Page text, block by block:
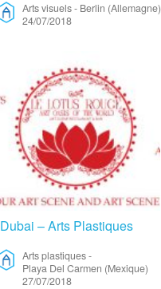
Arts visuels- Berlin (Allemagne)
24/07/2018
Dubai – Arts Plastiques
Arts plastiques-
Playa Del Carmen (Mexique)
27/07/2018